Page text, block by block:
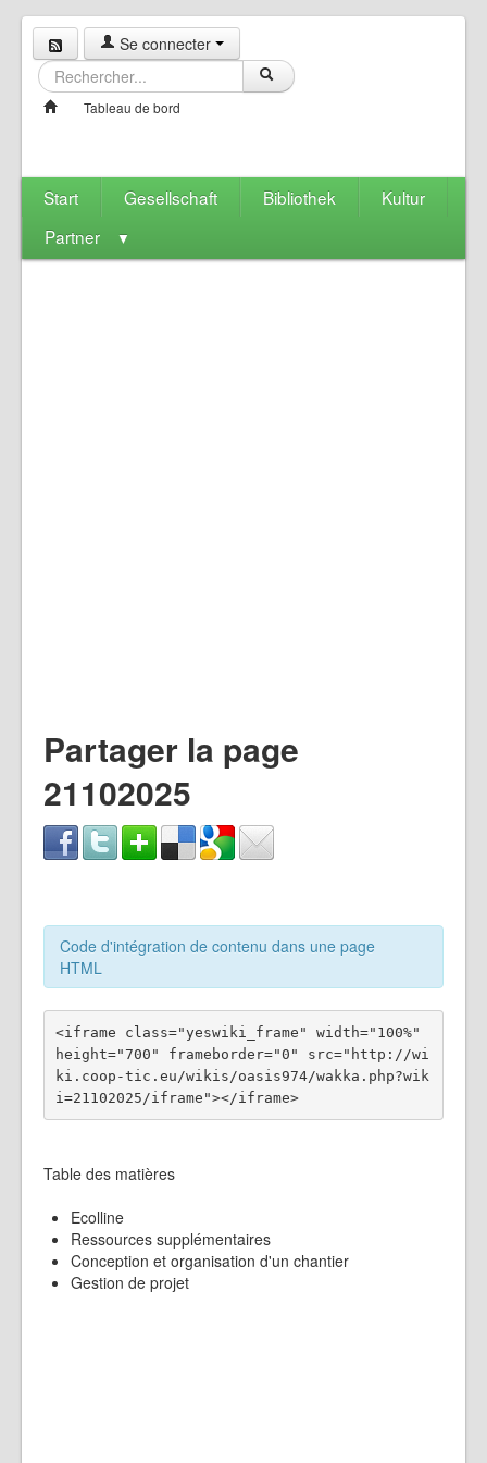
Se connecter
Tableau de bord
Start Gesellschaft Bibliothek
Kultur
Partner
▼
Partager la page
21102025
Code d'intégration de contenu dans une page
HTML
<iframe class="yeswiki_frame" width="100%"
height="700" frameborder="0" src="http://wi
ki.coop-tic.eu/wikis/oasis974/wakka.php?wik
i=21102025/iframe"></iframe>
Table des matières
Ecolline
Ressources supplémentaires
Conception et organisation d'un chantier
Gestion de projet